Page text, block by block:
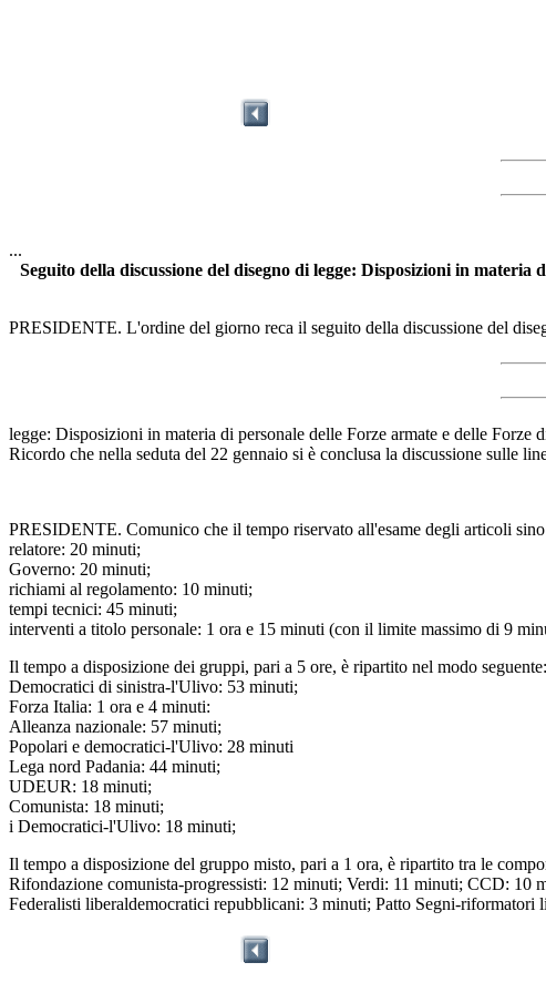
...
Seguito della discussione del disegno di legge: Disposizioni in
PRESIDENTE. L'ordine del giorno reca il seguito della discussione del
legge: Disposizioni in materia di personale delle Forze armate e delle
Ricordo che nella seduta del 22 gennaio si è conclusa la discussione sulle
PRESIDENTE. Comunico che il tempo riservato all'esame degli articoli
relatore: 20 minuti;
Governo: 20 minuti;
richiami al regolamento: 10 minuti;
tempi tecnici: 45 minuti;
interventi a titolo personale: 1 ora e 15 minuti (con il limite massimo di 9
Il tempo a disposizione dei gruppi, pari a 5 ore, è ripartito nel modo seguente:
Democratici di sinistra-l'Ulivo: 53 minuti;
Forza Italia: 1 ora e 4 minuti:
Alleanza nazionale: 57 minuti;
Popolari e democratici-l'Ulivo: 28 minuti
Lega nord Padania: 44 minuti;
UDEUR: 18 minuti;
Comunista: 18 minuti;
i Democratici-l'Ulivo: 18 minuti;
Il tempo a disposizione del gruppo misto, pari a 1 ora, è ripartito tra le
Rifondazione comunista-progressisti: 12 minuti; Verdi: 11 minuti; CCD:
Federalisti liberaldemocratici repubblicani: 3 minuti; Patto Segni-riformatori